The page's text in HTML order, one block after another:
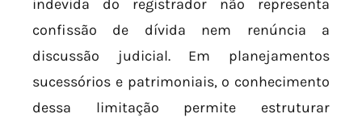
indevida do registrador não representa
confissão de dívida nem renúncia a
discussão judicial. Em planejamentos
sucessórios e patrimoniais, o conhecimento
dessa limitação permite estruturar